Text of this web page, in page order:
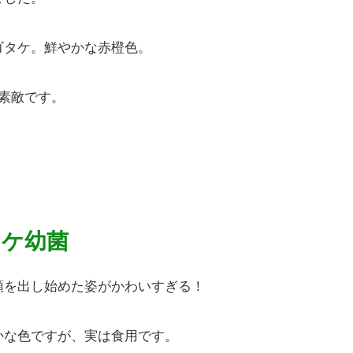
ケ。鮮やかな赤橙色。
敵です。
幼菌
出し始めた姿がかわいすぎる！
色ですが、実は食用です。